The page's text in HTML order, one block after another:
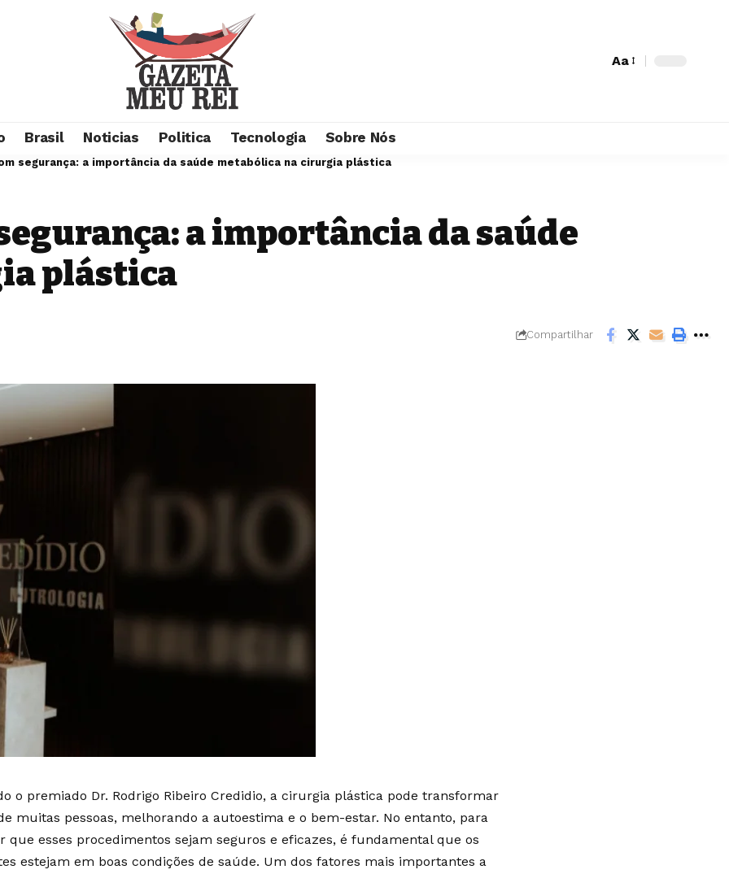
Aa
Brasil Noticias Politica Tecnologia Sobre Nós
segurança: a importância da saúde metabólica na cirurgia plástica
a importância da saúde
plástica
Compartilhar
o premiado Dr. Rodrigo Ribeiro Credidio, a cirurgia plástica pode transformar
muitas pessoas, melhorando a autoestima e o bem-estar. No entanto, para
que esses procedimentos sejam seguros e eficazes, é fundamental que os
estejam em boas condições de saúde. Um dos fatores mais importantes a